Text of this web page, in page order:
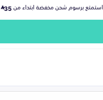
استمتع برسوم شحن مخفضة ابتداء من35